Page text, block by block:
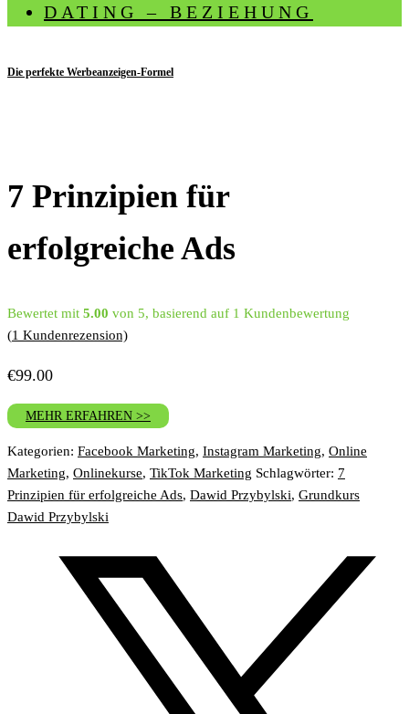
DATING – BEZIEHUNG
Die perfekte Werbeanzeigen-Formel
7 Prinzipien für
erfolgreiche Ads
Bewertet mit 5.00 von 5, basierend auf 1 Kundenbewertung
(1 Kundenrezension)
€99.00
MEHR ERFAHREN >>
Kategorien: Facebook Marketing, Instagram Marketing, Online
Marketing, Onlinekurse, TikTok Marketing Schlagwörter: 7
Prinzipien für erfolgreiche Ads, Dawid Przybylski, Grundkurs
Dawid Przybylski